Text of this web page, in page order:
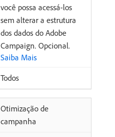
você possa acessá-los
sem alterar a estrutura
dos dados do Adobe
Campaign. Opcional.
Saiba Mais
Todos
Otimização de
campanha